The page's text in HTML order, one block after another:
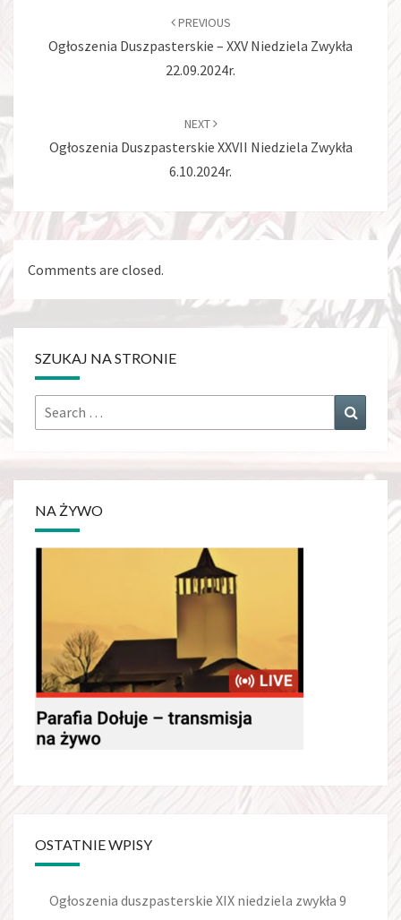
PREVIOUS
Ogłoszenia Duszpasterskie – XXV Niedziela Zwykła
22.09.2024r.
NEXT
Ogłoszenia Duszpasterskie XXVII Niedziela Zwykła
6.10.2024r.
Comments are closed.
SZUKAJ NA STRONIE
Search
for:
NA ŻYWO
OSTATNIE WPISY
Ogłoszenia duszpasterskie XIX niedziela zwykła 9